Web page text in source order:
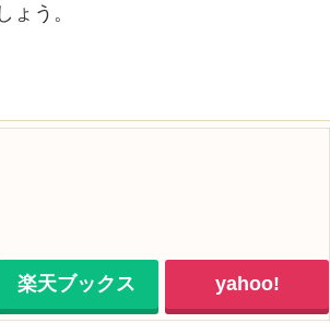
う。
楽天ブックス yahoo!